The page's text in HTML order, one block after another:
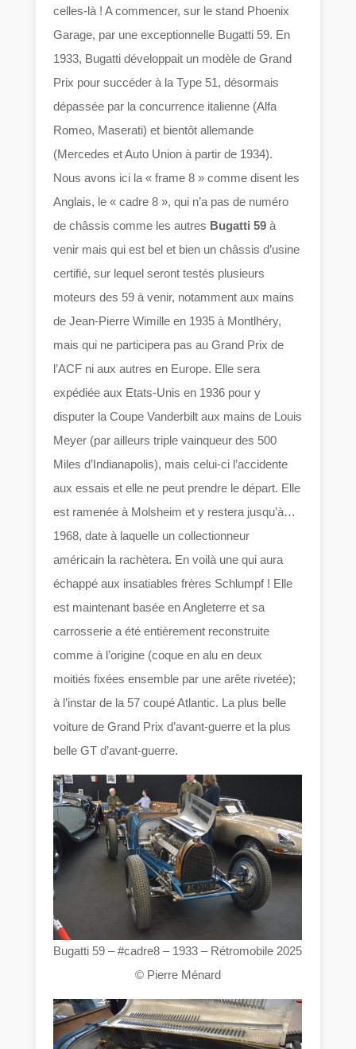
celles-là ! A commencer, sur le stand Phoenix
Garage, par une exceptionnelle Bugatti 59. En
1933, Bugatti développait un modèle de Grand
Prix pour succéder à la Type 51, désormais
dépassée par la concurrence italienne (Alfa
Romeo, Maserati) et bientôt allemande
(Mercedes et Auto Union à partir de 1934).
Nous avons ici la « frame 8 » comme disent les
Anglais, le « cadre 8 », qui n’a pas de numéro
de châssis comme les autres Bugatti 59 à
venir mais qui est bel et bien un châssis d’usine
certifié, sur lequel seront testés plusieurs
moteurs des 59 à venir, notamment aux mains
de Jean-Pierre Wimille en 1935 à Montlhéry,
mais qui ne participera pas au Grand Prix de
l’ACF ni aux autres en Europe. Elle sera
expédiée aux Etats-Unis en 1936 pour y
disputer la Coupe Vanderbilt aux mains de Louis
Meyer (par ailleurs triple vainqueur des 500
Miles d’Indianapolis), mais celui-ci l’accidente
aux essais et elle ne peut prendre le départ. Elle
est ramenée à Molsheim et y restera jusqu’à…
1968, date à laquelle un collectionneur
américain la rachètera. En voilà une qui aura
échappé aux insatiables frères Schlumpf ! Elle
est maintenant basée en Angleterre et sa
carrosserie a été entièrement reconstruite
comme à l’origine (coque en alu en deux
moitiés fixées ensemble par une arête rivetée);
à l’instar de la 57 coupé Atlantic. La plus belle
voiture de Grand Prix d’avant-guerre et la plus
belle GT d’avant-guerre.
Bugatti 59 – #cadre8 – 1933 – Rétromobile 2025
© Pierre Ménard